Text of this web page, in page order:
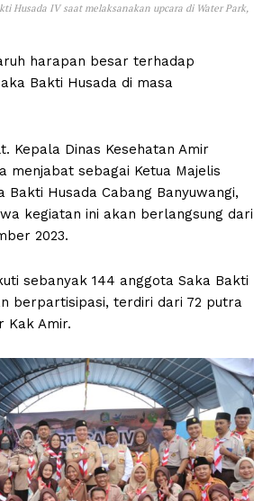
Husada IV saat melaksanakan upcara di Water Park,
harapan besar terhadap
Bakti Husada di masa
Kepala Dinas Kesehatan Amir
menjabat sebagai Ketua Majelis
Bakti Husada Cabang Banyuwangi,
kegiatan ini akan berlangsung dari
2023.
sebanyak 144 anggota Saka Bakti
berpartisipasi, terdiri dari 72 putra
Kak Amir.